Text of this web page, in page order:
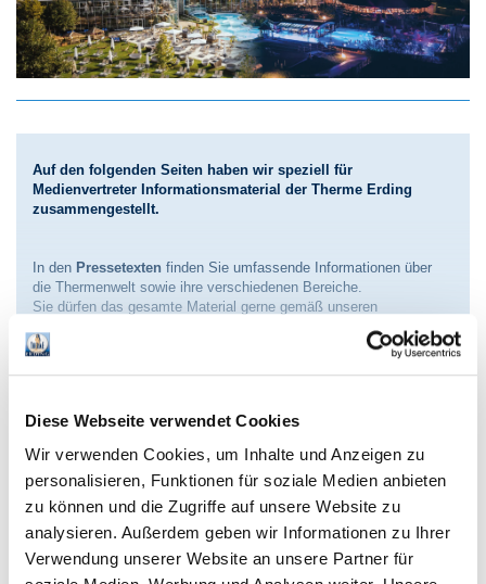
Diese Webseite verwendet Cookies
Wir verwenden Cookies, um Inhalte und Anzeigen zu
personalisieren, Funktionen für soziale Medien anbieten
zu können und die Zugriffe auf unsere Website zu
analysieren. Außerdem geben wir Informationen zu Ihrer
Verwendung unserer Website an unsere Partner für
Auf den folgenden Seiten haben wir speziell für
Medienvertreter Informationsmaterial der Therme Erding
zusammengestellt.
In den Pressetexten finden Sie umfassende Informationen über
die Thermenwelt sowie ihre verschiedenen Bereiche.
Sie dürfen das gesamte Material gerne gemäß unseren
UnserePressefotosstehen Ihnennach erfolgreicher
Verfügung.
Den Login- und Registrierungsbereich finden Sie am unteren Ende
dieser Webseite.
Wir wünschen Ihnen eine spannende Recherche und stehen Ihnen
bei allen redaktionellen Fragen gerne zur Verfügung! Untenstehend
finden Sie unsere Kontaktdaten.
Pressetexte Therme Erding
Therme Erding: Urlaubsparadies mit
Sommergarantie